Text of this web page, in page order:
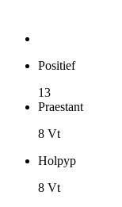
Positief
13
Praestant
8 Vt
Holpyp
8 Vt